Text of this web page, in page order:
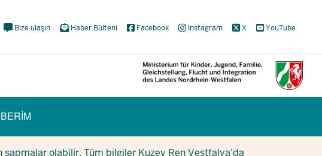
Meta
Social
Bize ulaşın Haber Bülteni Facebook Instagram X YouTube
olabilir. Tüm bilgiler Kuzey Ren Vestfalya'da